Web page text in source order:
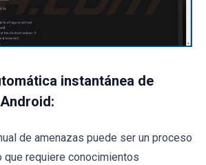
instantánea de
de amenazas puede ser un proceso
que requiere conocimientos